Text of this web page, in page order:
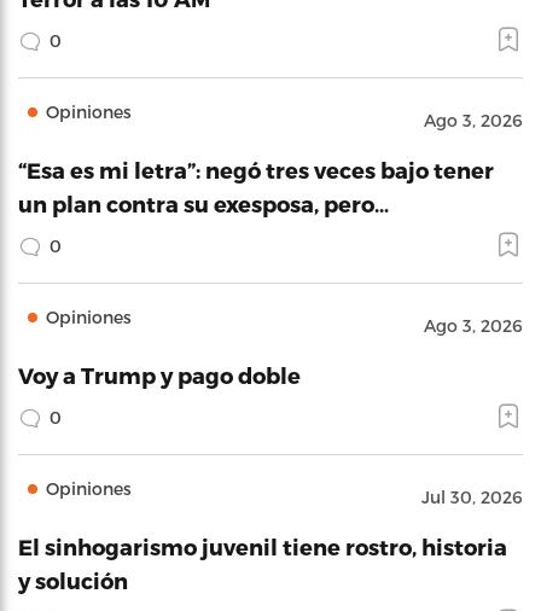
0
Opiniones Ago 3, 2026
“Esa es mi letra”: negó tres veces bajo tener
un plan contra su exesposa, pero…
0
Opiniones Ago 3, 2026
Voy a Trump y pago doble
0
Opiniones Jul 30, 2026
El sinhogarismo juvenil tiene rostro, historia
y solución